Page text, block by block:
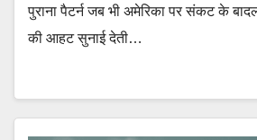
पुराना पैटर्न जब भी अमेरिका पर संकट के
की आहट सुनाई देती…